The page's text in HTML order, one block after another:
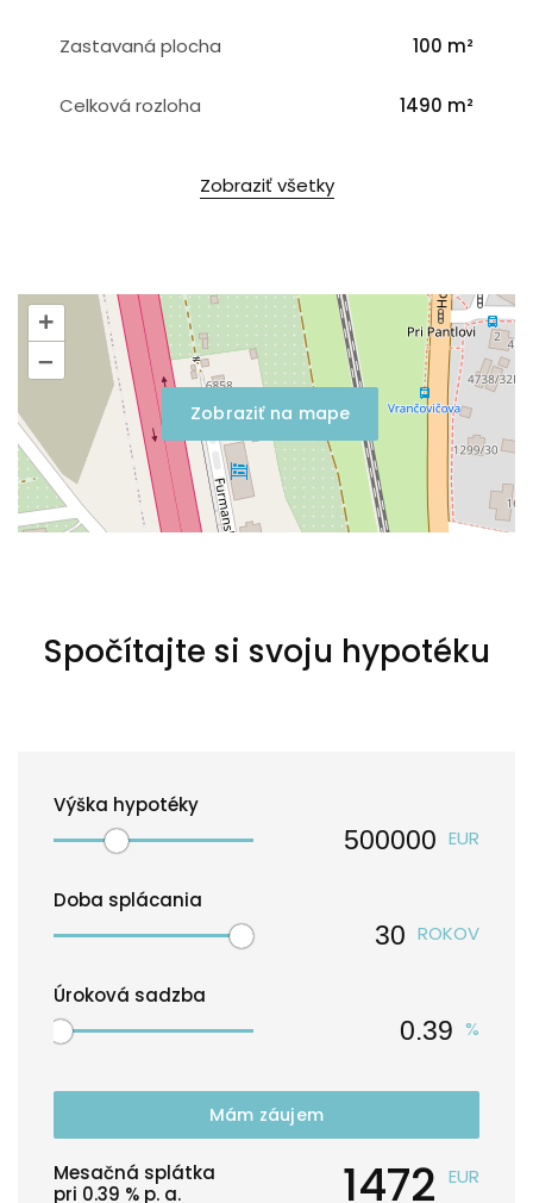
Zastavaná plocha 100 m²
Celková rozloha 1490 m²
Zobraziť všetky
Zobraziť na mape
+
–
Spočítajte si svoju hypotéku
Výška hypotéky
EUR
Doba splácania
ROKOV
Úroková sadzba
%
Mám záujem
Mesačná splátka
pri 0.39 % p. a. 1472 EUR